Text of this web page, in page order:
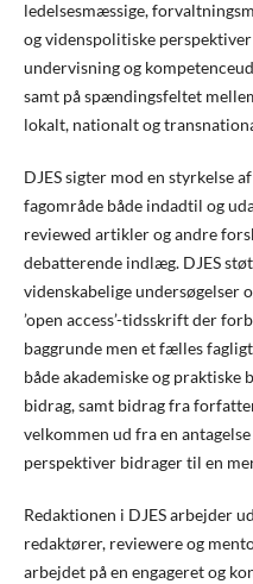
ledelsesmæssige,
og videnspolitiske
undervisning og
samt på spændingsfeltet
lokalt, nationalt og
DJES sigter mod en styrkelse
fagområde både indadtil og
reviewed artikler og andre
debatterende indlæg. DJES
videnskabelige undersøgelser
’open access’-tidsskrift der
baggrunde men et fælles
både akademiske og praktiske
bidrag, samt bidrag fra
velkommen ud fra en
perspektiver bidrager til en
Redaktionen i DJES arbejder
redaktører, reviewere og
arbejdet på en engageret og